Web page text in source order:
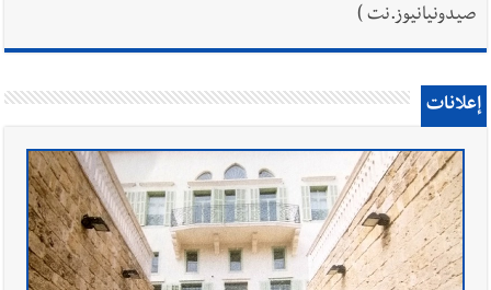
صيدونيانيوز.نت )
إعلانات